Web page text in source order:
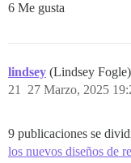
6 Me gusta
lindsey (Lindsey Fogle)
27 Marzo, 2025
21
9 publicaciones se
los nuevos diseños de